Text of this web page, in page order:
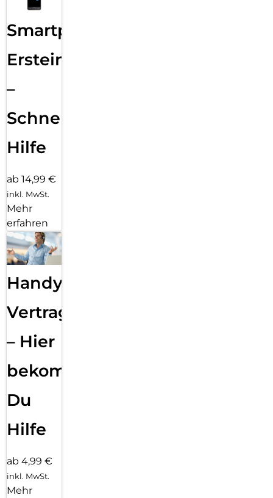
Smartphone
Ersteinrichtung
–
Schnelle
Hilfe
ab 14,99 €
inkl. MwSt.
Mehr
erfahren
Handy
Vertragsabwicklung
– Hier
bekommst
Du
Hilfe
ab 4,99 €
inkl. MwSt.
Mehr